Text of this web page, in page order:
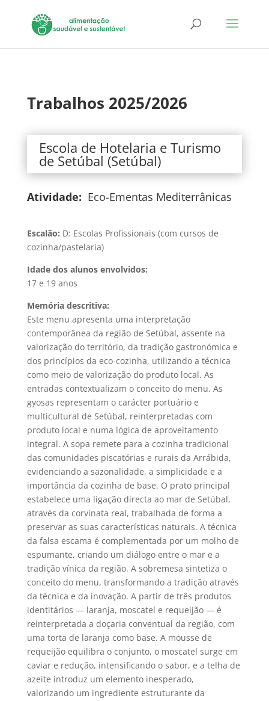
Trabalhos 2025/2026
Escola de Hotelaria e Turismo
de Setúbal (Setúbal)
Atividade: Eco-Ementas Mediterrânicas
Escalão: D: Escolas Profissionais (com cursos de
cozinha/pastelaria)
Idade dos alunos envolvidos:
17 e 19 anos
Memória descritiva:
Este menu apresenta uma interpretação
contemporânea da região de Setúbal, assente na
valorização do território, da tradição gastronómica e
dos princípios da eco-cozinha, utilizando a técnica
como meio de valorização do produto local. As
entradas contextualizam o conceito do menu. As
gyosas representam o carácter portuário e
multicultural de Setúbal, reinterpretadas com
produto local e numa lógica de aproveitamento
integral. A sopa remete para a cozinha tradicional
das comunidades piscatórias e rurais da Arrábida,
evidenciando a sazonalidade, a simplicidade e a
importância da cozinha de base. O prato principal
estabelece uma ligação directa ao mar de Setúbal,
através da corvinata real, trabalhada de forma a
preservar as suas características naturais. A técnica
da falsa escama é complementada por um molho de
espumante, criando um diálogo entre o mar e a
tradição vínica da região. A sobremesa sintetiza o
conceito do menu, transformando a tradição através
da técnica e da inovação. A partir de três produtos
identitários — laranja, moscatel e requeijão — é
reinterpretada a doçaria conventual da região, com
uma torta de laranja como base. A mousse de
requeijão equilibra o conjunto, o moscatel surge em
caviar e redução, intensificando o sabor, e a telha de
azeite introduz um elemento inesperado,
valorizando um ingrediente estruturante da